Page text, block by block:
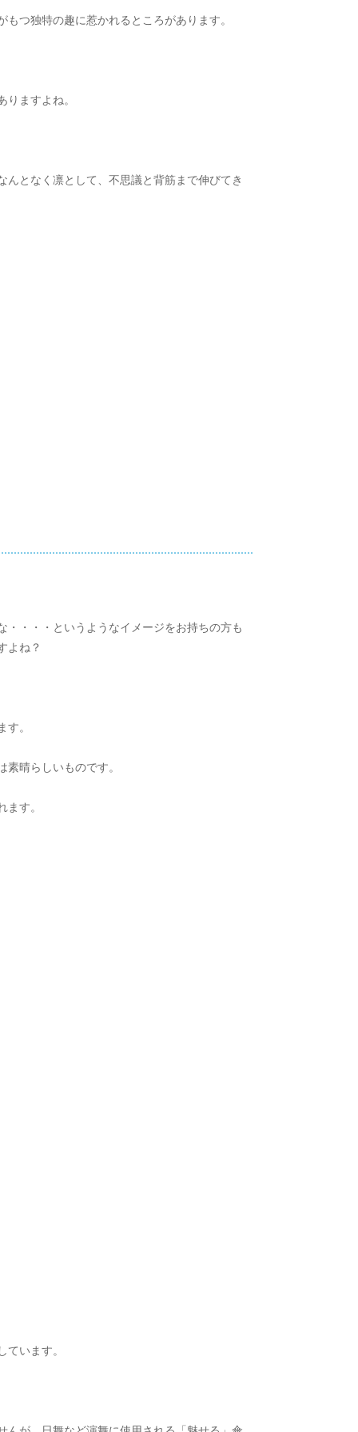
つ独特の趣に惹かれるところがあります。
ますよね。
となく凛として、不思議と背筋まで伸びてき
・・・というようなイメージをお持ちの方も
よね？
。
晴らしいものです。
す。
います。